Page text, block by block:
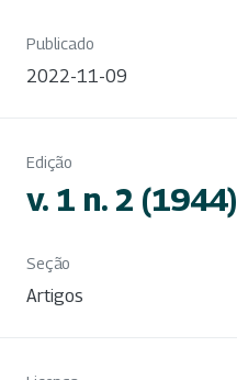
Publicado
2022-11-09
Edição
v. 1 n. 2 (1944)
Seção
Artigos